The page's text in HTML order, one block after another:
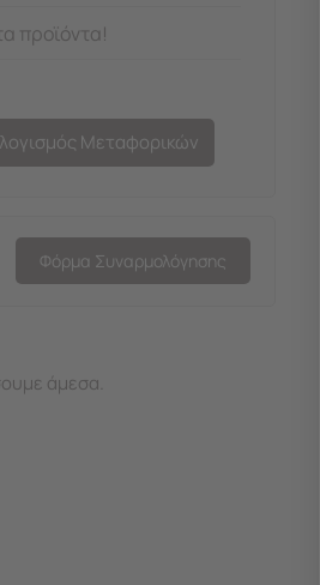
προϊόντα!
Μεταφορικών
Φόρμα Συναρμολόγησης
άμεσα.